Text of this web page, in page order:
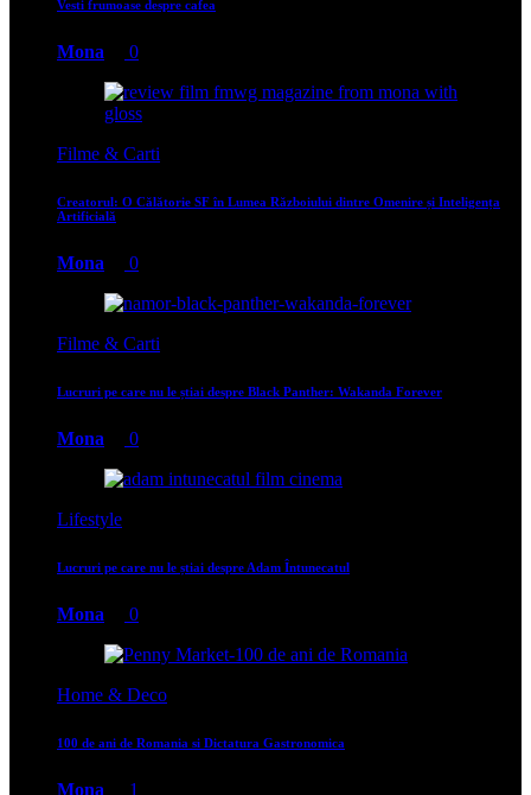
Vesti frumoase despre cafea
Mona 0
Filme & Carti
Creatorul: O Călătorie SF în Lumea Războiului dintre Omenire și Inteligența
Artificială
Mona 0
Filme & Carti
Lucruri pe care nu le știai despre Black Panther: Wakanda Forever
Mona 0
Lifestyle
Lucruri pe care nu le știai despre Adam Întunecatul
Mona 0
Home & Deco
100 de ani de Romania si Dictatura Gastronomica
Mona 1